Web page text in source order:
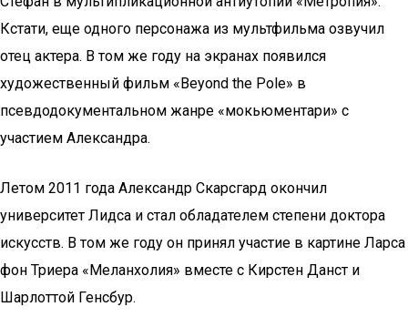
Кстати, еще одного персонажа из мультфильма озвучил
отец актера. В том же году на экранах появился
художественный фильм «Beyond the Pole» в
псевдодокументальном жанре «мокьюментари» с
участием Александра.
Летом 2011 года Александр Скарсгард окончил
университет Лидса и стал обладателем степени доктора
искусств. В том же году он принял участие в картине Ларса
фон Триера «Меланхолия» вместе с Кирстен Данст и
Шарлоттой Генсбур.